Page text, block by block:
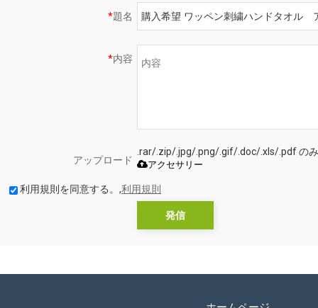
*題名
*内容
アップロード
.rar/.zip/.jpg/.png/.gif/.doc/.xls/.pdf の
アクセサリー
利用規則を同意する。,利用規則
発信